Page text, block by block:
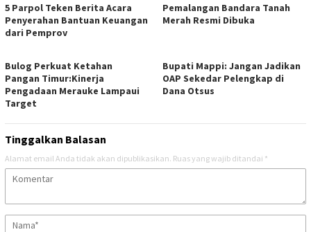
5 Parpol Teken Berita Acara
Penyerahan Bantuan Keuangan
dari Pemprov
Pemalangan Bandara Tanah
Merah Resmi Dibuka
Bulog Perkuat Ketahan
Pangan Timur:Kinerja
Pengadaan Merauke Lampaui
Target
Bupati Mappi: Jangan Jadikan
OAP Sekedar Pelengkap di
Dana Otsus
Tinggalkan Balasan
Alamat email Anda tidak akan dipublikasikan. Ruas yang wajib ditandai *